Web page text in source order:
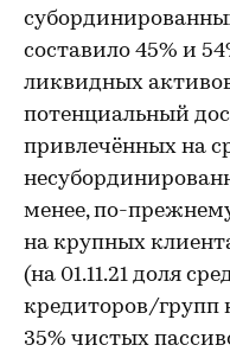
составило 45% и
ликвидных
потенциальный
привлечённых на
менее, по-
на крупных
(на 01.11.21 доля
кредиторов/групп
35% чистых